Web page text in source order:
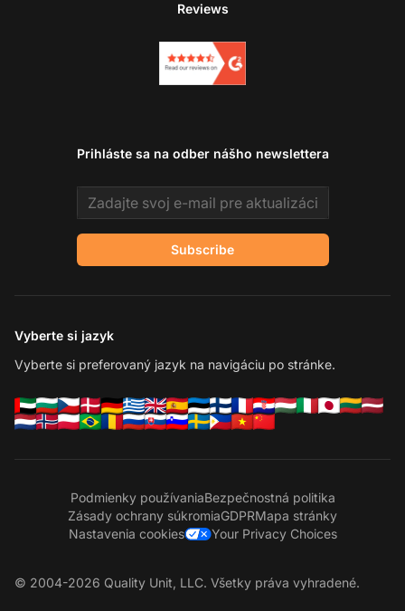
Reviews
Prihláste sa na odber nášho newslettera
Email address
Subscribe
Vyberte si jazyk
Vyberte si preferovaný jazyk na navigáciu po stránke.
Podmienky používaniaBezpečnostná politika
Zásady ochrany súkromiaGDPRMapa stránky
Nastavenia cookies
Your Privacy Choices
© 2004-2026 Quality Unit, LLC. Všetky práva vyhradené.